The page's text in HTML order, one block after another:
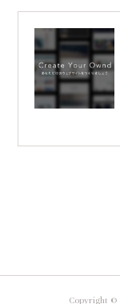
Copyright ©